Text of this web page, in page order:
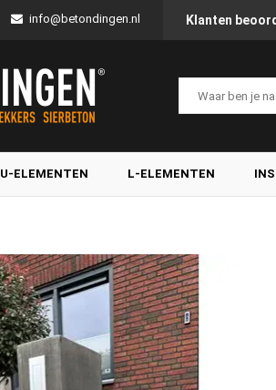
info@betondingen.nl Klanten
U-ELEMENTEN L-ELEMENTEN